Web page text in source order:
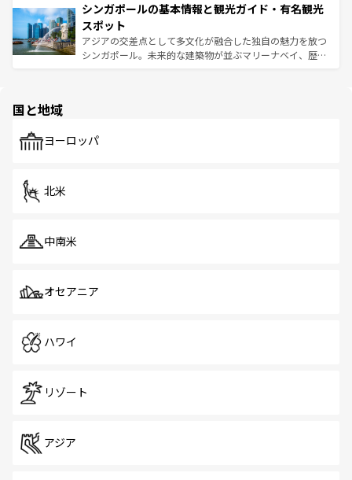
参照してほしい。
激する。気候は一年中温暖で、どの季節にも異なる楽しみ
が待っている。親しみやすいタイの人々、仏教を中心とし
た文化、そして多様な観光資源が、訪れる旅人を魅了し続
ける。 なお、新着のタイ情報はコンテンツ一覧を参照して
み、どこを訪れても感動するはず。観光スポットが密集し
ており、効率よく見どころを回れるのも魅力。息をのむよ
うな絶景から文化的な体験まで、香港を存分に楽しみ尽く
そう。 なお、新着の香港情報はコンテンツ一覧を参照して
シンガポールの基本情報と観光ガイド・有名観光
スポット
アジアの交差点として多文化が融合した独自の魅力を放つ
シンガポール。未来的な建築物が並ぶマリーナベイ、歴史
で、ホーカーズは地元の風情を楽しめる外せないスポット
国と地域
ヨーロッパ
北米
中南米
オセアニア
ハワイ
リゾート
アジア